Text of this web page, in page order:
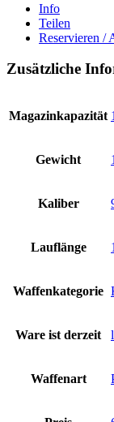
Info
Teilen
Reservieren /
Zusätzliche
Magazinkapazität
Gewicht
Kaliber
Lauflänge
Waffenkategorie
Ware ist derzeit
Waffenart